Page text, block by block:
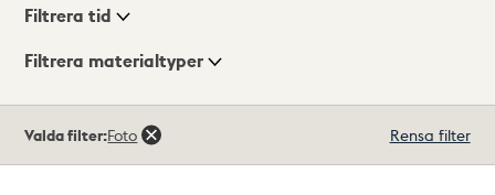
Visningsläge
Filtrera tid
Filtrera materialtyper
träffar
Valda filter:Foto Rensa filter